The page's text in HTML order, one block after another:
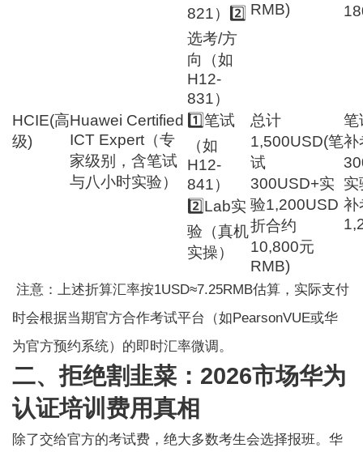
821）2️⃣
选考/方
向（如
H12-
831）
RMB)
HCIE(高
级)
Huawei Certified
ICT Expert（专
家级别，含笔试
与八小时实验）
1️⃣笔试
（如
H12-
841）
2️⃣Lab实
验（真机
实操）
总计
1,500USD(笔
试
300USD+实
验1,200USD
折合约
10,800元
RMB)
笔
补
实
补
注意：上述折算汇率按1USD≈7.25RMB估算，实际支付
时会根据当期官方合作考试平台（如PearsonVUE或华
为官方预约系统）的即时汇率微调。
二、拒绝割韭菜：2026市场华为
认证培训费用真相
除了交给官方的考试费，绝大多数考生会选择报班。华